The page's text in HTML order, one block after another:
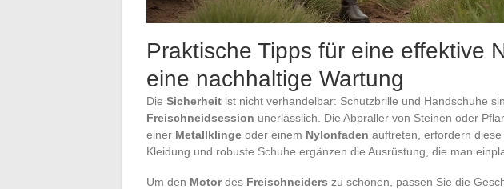
Praktische Tipps für eine effektive
eine nachhaltige Wartung
Die Sicherheit ist nicht verhandelbar: Schutzbrille und Handschuhe
Freischneidsession unerlässlich. Die Abpraller von Steinen oder
einer Metallklinge oder einem Nylonfaden auftreten, erfordern
Kleidung und robuste Schuhe ergänzen die Ausrüstung, die man
Um den Motordes Freischneiders zu schonen, passen Sie die